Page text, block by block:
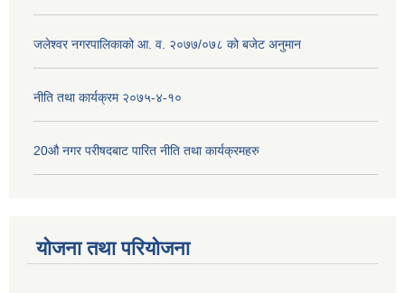
जलेश्वर नगरपालिकाको आ. व. २०७७/०७८ को बजेट अनुमान
नीति तथा कार्यक्रम २०७५-४-१०
20औ नगर परीषदबाट पारित नीति तथा कार्यक्रमहरु
योजना तथा परियोजना